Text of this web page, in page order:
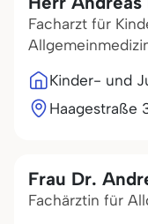
Facharzt für
Kinder- und
Haagestraße
Frau Dr.
Fachärztin für